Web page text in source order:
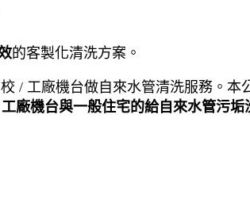
的客製化清洗方案。
/ 工廠機台做自來水管清洗服務。本
廠機台與一般住宅的給自來水管污垢